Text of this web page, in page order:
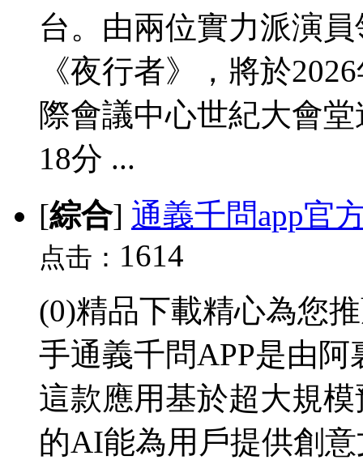
台。由兩位實力派演
《夜行者》，將於
際會議中心世紀大會
18分 ...
[綜合] 通義千問app官
点击： 1614
(0)精品下載精心為您
手通義千問APP是由
這款應用基於超大規
的AI能為用戶提供創